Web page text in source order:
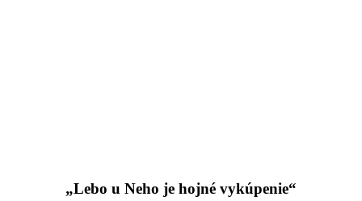
„Lebo u Neho je hojné vykúpenie“